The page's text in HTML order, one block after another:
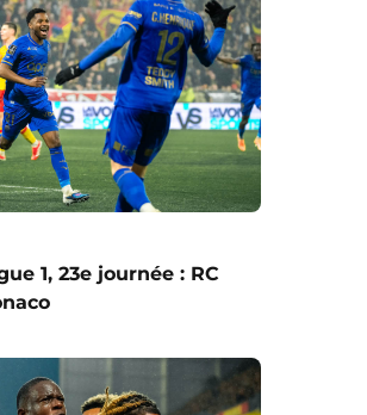
1, 23e journée : RC